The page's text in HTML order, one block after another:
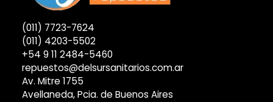
(011) 7723-7624
(011) 4203-5502
+54 9 11 2484-5460
repuestos@delsursanitarios.com.ar
Av. Mitre 1755
Avellaneda, Pcia. de Buenos Aires